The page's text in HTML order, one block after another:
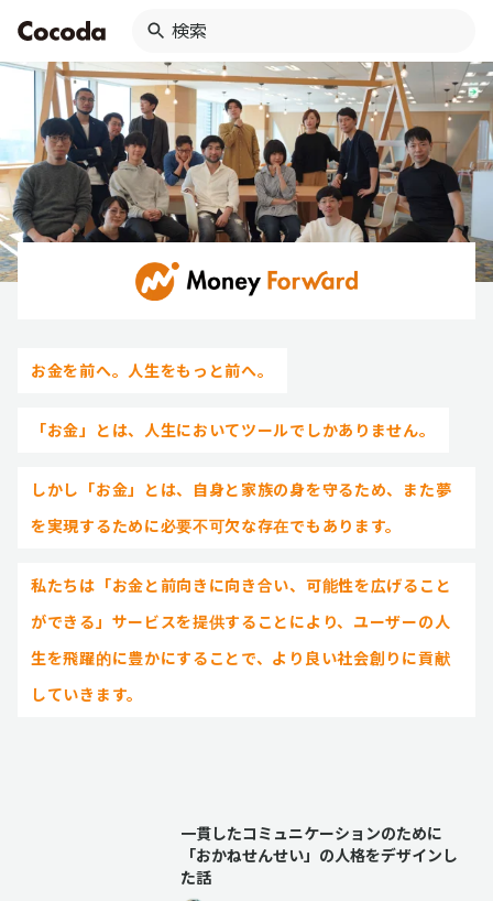
お金を前へ。人生をもっと前へ。
「お金」とは、人生においてツールでしかありません。
しかし「お金」とは、自身と家族の身を守るため、また夢
を実現するために必要不可欠な存在でもあります。
私たちは「お金と前向きに向き合い、可能性を広げること
ができる」サービスを提供することにより、ユーザーの人
生を飛躍的に豊かにすることで、より良い社会創りに貢献
していきます。
一貫したコミュニケーションのために
「おかねせんせい」の人格をデザインし
た話